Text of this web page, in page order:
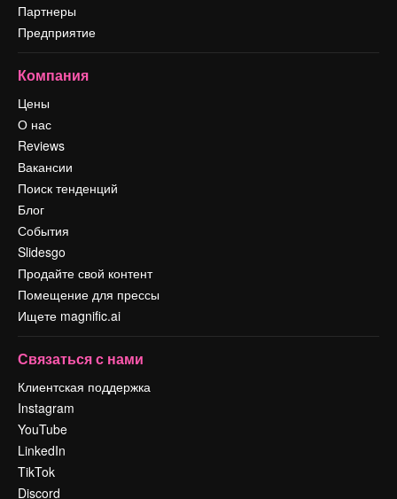
Партнеры
Предприятие
Компания
Цены
О нас
Reviews
Вакансии
Поиск тенденций
Блог
События
Slidesgo
Продайте свой контент
Помещение для прессы
Ищете magnific.ai
Связаться с нами
Клиентская поддержка
Instagram
YouTube
LinkedIn
TikTok
Discord